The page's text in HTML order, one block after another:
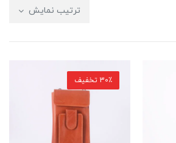
ترتیب نمایش
30٪ تخفیف